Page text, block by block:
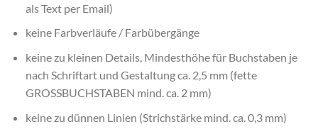
als Text per Email)
keine Farbverläufe / Farbübergänge
keine zu kleinen Details, Mindesthöhe für Buchstaben je
nach Schriftart und Gestaltung ca. 2,5 mm (fette
GROSSBUCHSTABEN mind. ca. 2 mm)
keine zu dünnen Linien (Strichstärke mind. ca. 0,3 mm)